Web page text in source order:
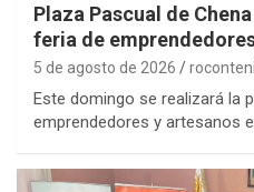
Plaza Pascual de
feria de
5 de agosto de 2026
Este domingo se realizará la
emprendedores y artesanos